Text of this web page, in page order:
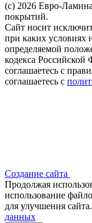
(c) 2026 Евро-
покрытий.
Сайт носит
при каких условиях
определяемой
кодекса
соглашаетесь с
соглашаетесь с
Создание сайта
Продолжая
использование
для улучшения сайта.
данных